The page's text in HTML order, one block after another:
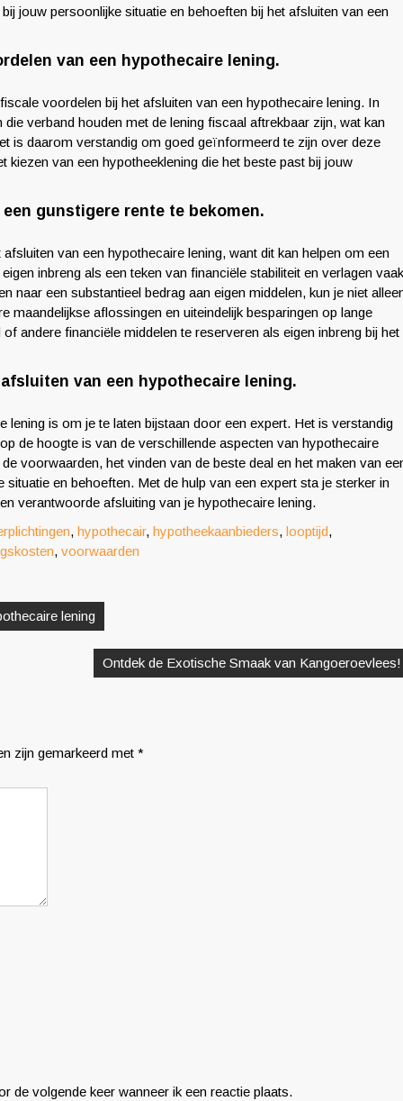
jouw persoonlijke situatie en behoeften bij het afsluiten van een
van een hypothecaire lening.
voordelen bij het afsluiten van een hypothecaire lening. In
verband houden met de lening fiscaal aftrekbaar zijn, wat kan
is daarom verstandig om goed geïnformeerd te zijn over deze
van een hypotheeklening die het beste past bij jouw
gunstigere rente te bekomen.
van een hypothecaire lening, want dit kan helpen om een
inbreng als een teken van financiële stabiliteit en verlagen vaak
naar een substantieel bedrag aan eigen middelen, kun je niet
maandelijkse aflossingen en uiteindelijk besparingen op lange
andere financiële middelen te reserveren als eigen inbreng bij het
van een hypothecaire lening.
lening is om je te laten bijstaan door een expert. Het is verstandig
de hoogte is van de verschillende aspecten van hypothecaire
voorwaarden, het vinden van de beste deal en het maken van
en behoeften. Met de hulp van een expert sta je sterker in
verantwoorde afsluiting van je hypothecaire lening.
, hypothecair, hypotheekaanbieders, looptijd,
, voorwaarden
lening
Ontdek de Exotische Smaak van Kangoeroevlees!
zijn gemarkeerd met *
de volgende keer wanneer ik een reactie plaats.